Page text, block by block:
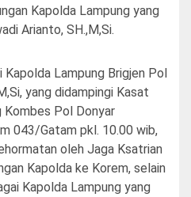
Kapolda Lampung yang
Arianto, SH.,M,Si.
Kapolda Lampung Brigjen Pol
yang didampingi Kasat
Kombes Pol Donyar
043/Gatam pkl. 10.00 wib,
oleh Jaga Ksatrian
Kapolda ke Korem, selain
Kapolda Lampung yang